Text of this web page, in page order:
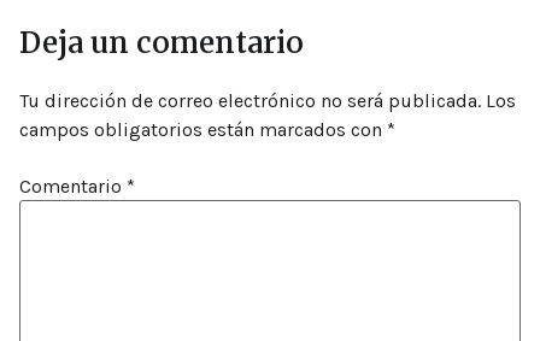
Deja un comentario
Tu dirección de correo electrónico no será publicada. Los
campos obligatorios están marcados con *
Comentario *